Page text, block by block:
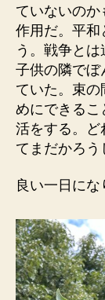
ていないの
作用だ。平和
う。戦争と
子供の隣でぼ
ていた。束の
めにできるこ
活をする。ど
てまだかろう
良い一日にな